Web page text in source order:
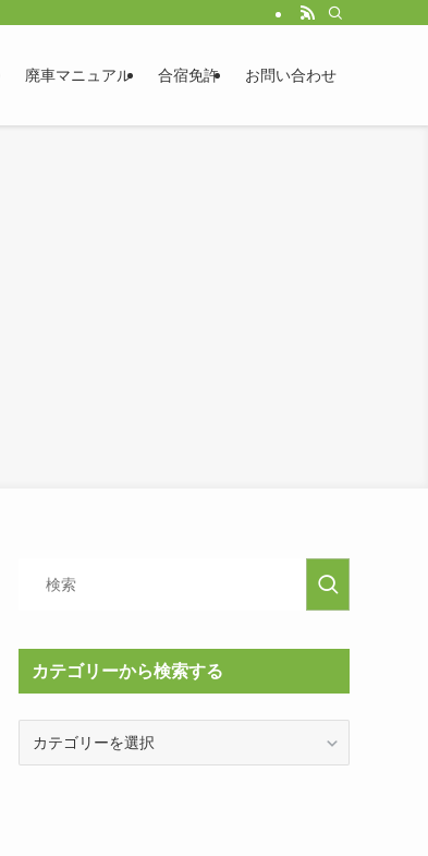
廃車マニュアル 合宿免許 お問い合わせ
カテゴリーから検索する